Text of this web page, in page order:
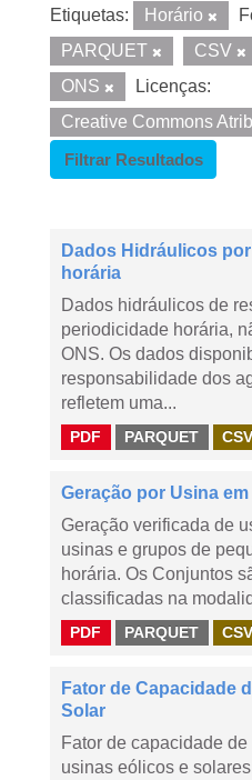
Etiquetas: Horário
PARQUET
CSV
ONS
Licenças:
Creative Commons
Filtrar Resultados
Dados Hidráulicos
horária
Dados hidráulicos de
periodicidade horária,
ONS. Os dados
responsabilidade dos
refletem uma...
PDF PARQUET CSV
Geração por Usina
Geração verificada de
usinas e grupos de
horária. Os Conjuntos
classificadas na
PDF PARQUET CSV
Fator de Capacidade
Solar
Fator de capacidade
usinas eólicos e